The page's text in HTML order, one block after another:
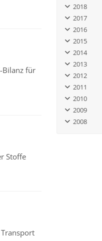
Bilanz für
Stoffe
2018
2017
2016
2015
2014
2013
2012
2011
2010
2009
2008